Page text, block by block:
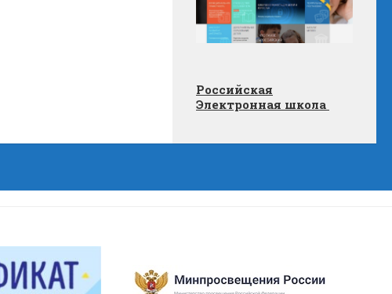
Российская
Электронная школа